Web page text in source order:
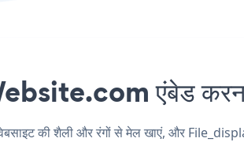
एंबेड करना
की शैली और रंगों से मेल खाएं, और